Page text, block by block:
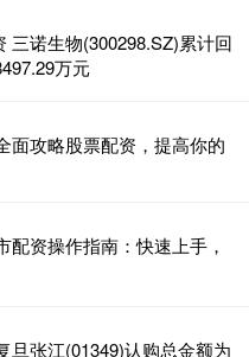
三诺生物(300298.SZ)累计回
万元
面攻略股票配资，提高你的
配资操作指南：快速上手，
旦张江(01349)认购总金额为